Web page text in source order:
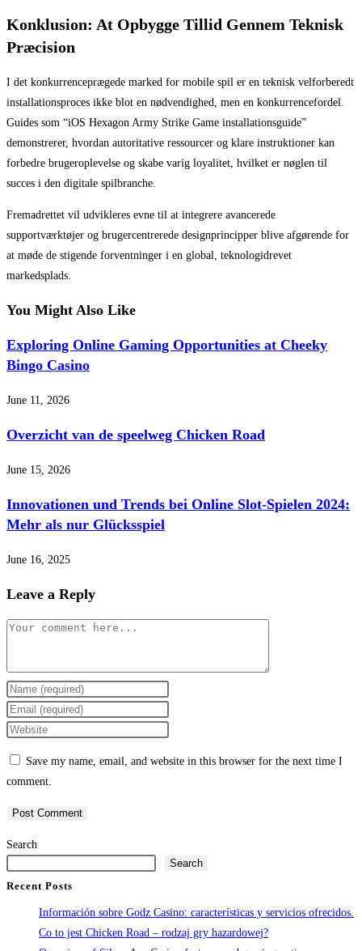
Konklusion: At Opbygge Tillid Gennem Teknisk
Præcision
I det konkurrenceprægede marked for mobile spil er en teknisk velforberedt
installationsproces ikke blot en nødvendighed, men en konkurrencefordel.
Guides som “iOS Hexagon Army Strike Game installationsguide”
demonstrerer, hvordan autoritative ressourcer og klare instruktioner kan
forbedre brugeroplevelse og skabe varig loyalitet, hvilket er nøglen til
succes i den digitale spilbranche.
Fremadrettet vil udvikleres evne til at integrere avancerede
supportværktøjer og brugercentrerede designprincipper blive afgørende for
at møde de stigende forventninger i en global, teknologidrevet
markedsplads.
You Might Also Like
Exploring Online Gaming Opportunities at Cheeky
Bingo Casino
June 11, 2026
Overzicht van de speelweg Chicken Road
June 15, 2026
Innovationen und Trends bei Online Slot-Spielen 2024:
Mehr als nur Glücksspiel
June 16, 2025
Leave a Reply
Comment
Enter
your
name
comment
Enter
your
comment
Enter
(optional)
Save my name, email, and website in this browser for the next time I
comment.
Search
Search
Recent Posts
Información sobre Godz Casino: características y servicios ofrecidos.
Co to jest Chicken Road – rodzaj gry hazardowej?